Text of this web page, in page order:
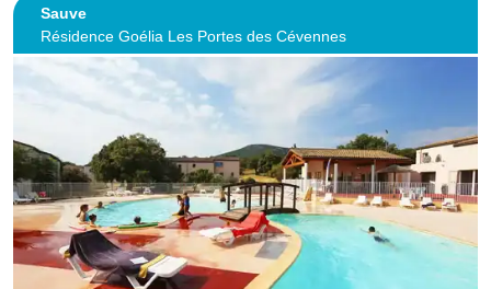
Sauve
Résidence Goélia Les Portes des Cévennes